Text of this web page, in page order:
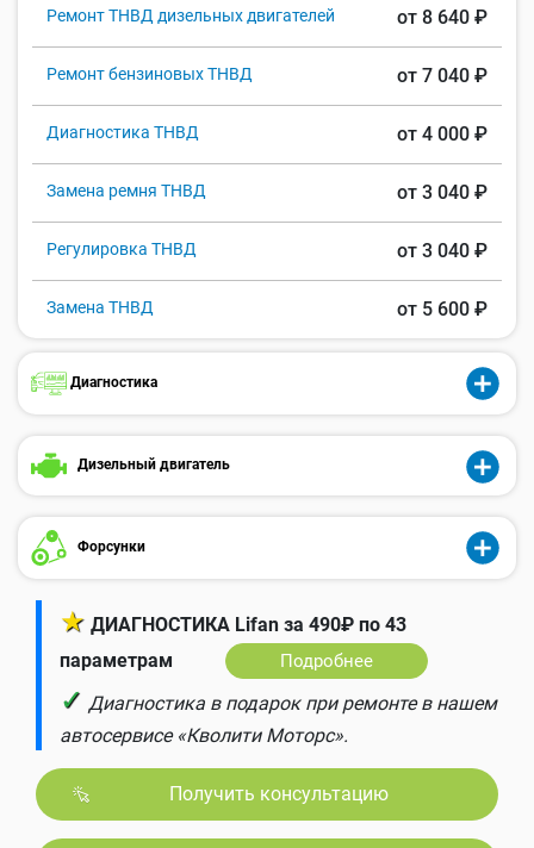
Ремонт ТНВД дизельных двигателей от 8 640 ₽
Ремонт бензиновых ТНВД от 7 040 ₽
Диагностика ТНВД от 4 000 ₽
Замена ремня ТНВД от 3 040 ₽
Регулировка ТНВД от 3 040 ₽
Замена ТНВД от 5 600 ₽
Диагностика
Дизельный двигатель
Форсунки
★ ДИАГНОСТИКА Lifan за 490₽ по 43
параметрам
Подробнее
✓ Диагностика в подарок при ремонте в нашем
автосервисе «Кволити Моторс».
Получить консультацию